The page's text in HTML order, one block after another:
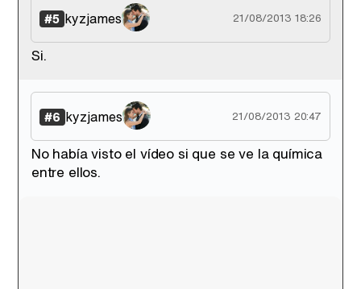
#5 kyzjames 21/08/2013 18:26
Si.
#6 kyzjames 21/08/2013 20:47
No había visto el vídeo si que se ve la química
entre ellos.